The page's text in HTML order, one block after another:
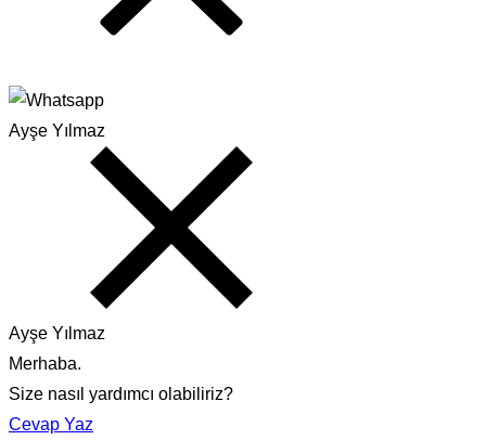
Ayşe Yılmaz
Ayşe Yılmaz
Merhaba.
Size nasıl yardımcı olabiliriz?
Cevap Yaz